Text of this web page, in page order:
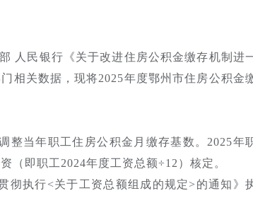
人民银行《关于改进住房公积金缴存机制进
相关数据，现将2025年度鄂州市住房公积金
整当年职工住房公积金月缴存基数。2025年
（即职工2024年度工资总额÷12）核定。
彻执行<关于工资总额组成的规定>的通知》